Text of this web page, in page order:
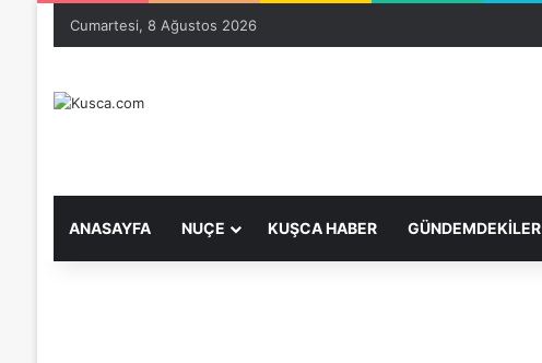
Cumartesi, 8 Ağustos 2026
ANASAYFA NUÇE KUŞCA HABER GÜNDEMDEKİLER